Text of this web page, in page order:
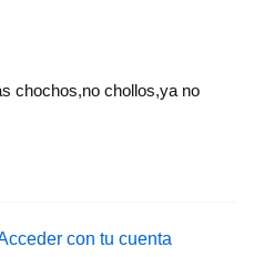
chochos,no chollos,ya no
con tu cuenta